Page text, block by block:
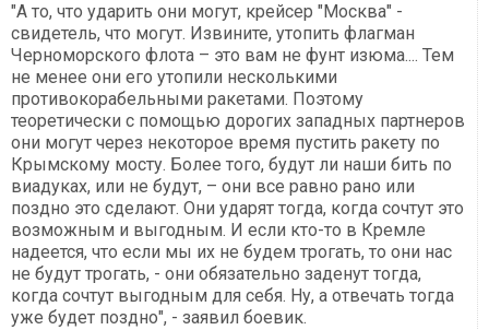
"А то, что ударить они могут, крейсер "Москва" -
свидетель, что могут. Извините, утопить флагман
Черноморского флота – это вам не фунт изюма.... Тем
не менее они его утопили несколькими
противокорабельными ракетами. Поэтому
теоретически с помощью дорогих западных партнеров
они могут через некоторое время пустить ракету по
Крымскому мосту. Более того, будут ли наши бить по
виадуках, или не будут, – они все равно рано или
поздно это сделают. Они ударят тогда, когда сочтут это
возможным и выгодным. И если кто-то в Кремле
надеется, что если мы их не будем трогать, то они нас
не будут трогать, - они обязательно заденут тогда,
когда сочтут выгодным для себя. Ну, а отвечать тогда
уже будет поздно", - заявил боевик.